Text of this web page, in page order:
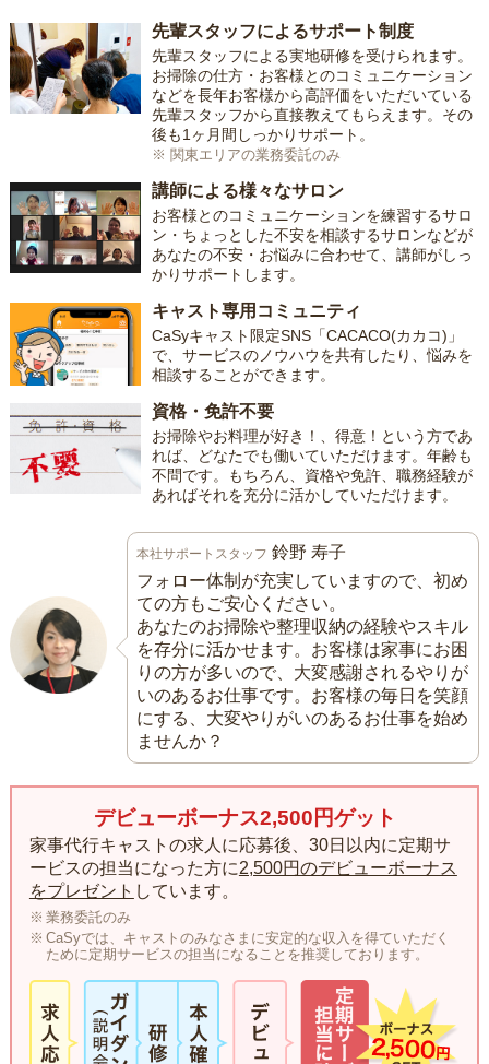
先輩スタッフによるサポート制度
先輩スタッフによる実地研修を受けられます。
お掃除の仕方・お客様とのコミュニケーション
などを長年お客様から高評価をいただいている
先輩スタッフから直接教えてもらえます。その
後も1ヶ月間しっかりサポート。
※ 関東エリアの業務委託のみ
講師による様々なサロン
お客様とのコミュニケーションを練習するサロ
ン・ちょっとした不安を相談するサロンなどが
あなたの不安・お悩みに合わせて、講師がしっ
かりサポートします。
キャスト専用コミュニティ
CaSyキャスト限定SNS「CACACO(カカコ)」
で、サービスのノウハウを共有したり、悩みを
相談することができます。
資格・免許不要
お掃除やお料理が好き！、得意！という方であ
れば、どなたでも働いていただけます。年齢も
不問です。もちろん、資格や免許、職務経験が
あればそれを充分に活かしていただけます。
本社サポートスタッフ 鈴野 寿子
フォロー体制が充実していますので、初め
ての方もご安心ください。
あなたのお掃除や整理収納の経験やスキル
を存分に活かせます。お客様は家事にお困
りの方が多いので、大変感謝されるやりが
いのあるお仕事です。お客様の毎日を笑顔
にする、大変やりがいのあるお仕事を始め
ませんか？
デビューボーナス2,500円ゲット
家事代行キャストの求人に応募後、30日以内に定期サ
ービスの担当になった方に2,500円のデビューボーナス
をプレゼント しています。
業務委託のみ
CaSyでは、キャストのみなさまに安定的な収入を得ていただく
ために定期サービスの担当になることを推奨しております。